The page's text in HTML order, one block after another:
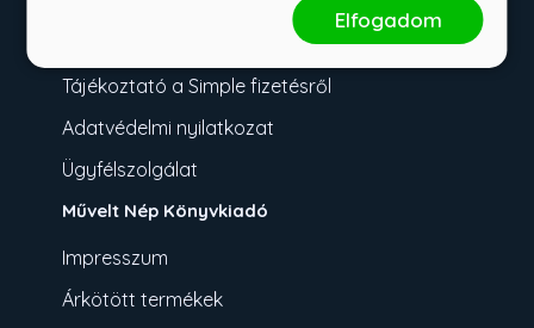
Tájékoztató a Simple fizetésről
Adatvédelmi nyilatkozat
Ügyfélszolgálat
Művelt Nép Könyvkiadó
Impresszum
Árkötött termékek
Elfogadom